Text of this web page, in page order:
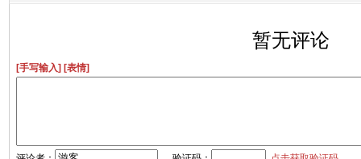
暂无评论
[手写输入] [表情]